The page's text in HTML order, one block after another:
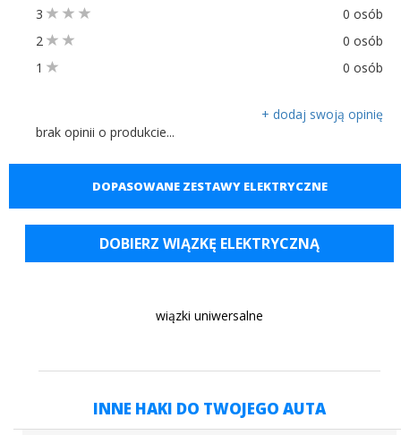
3
0 osób
2
0 osób
1
0 osób
+ dodaj swoją opinię
brak opinii o produkcie...
DOPASOWANE ZESTAWY ELEKTRYCZNE
DOBIERZ WIĄZKĘ ELEKTRYCZNĄ
wiązki uniwersalne
INNE HAKI DO TWOJEGO AUTA